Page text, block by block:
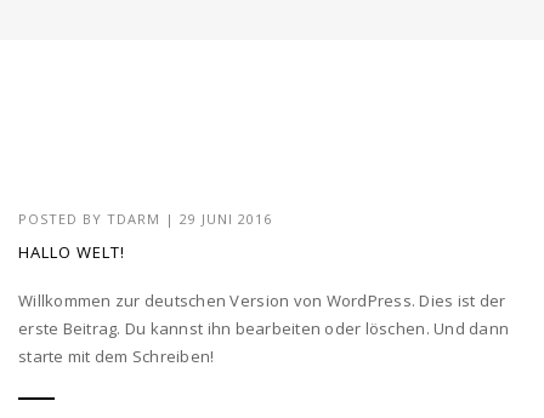
POSTED BY TDARM | 29 JUNI 2016
HALLO WELT!
Willkommen zur deutschen Version von WordPress. Dies ist der
erste Beitrag. Du kannst ihn bearbeiten oder löschen. Und dann
starte mit dem Schreiben!